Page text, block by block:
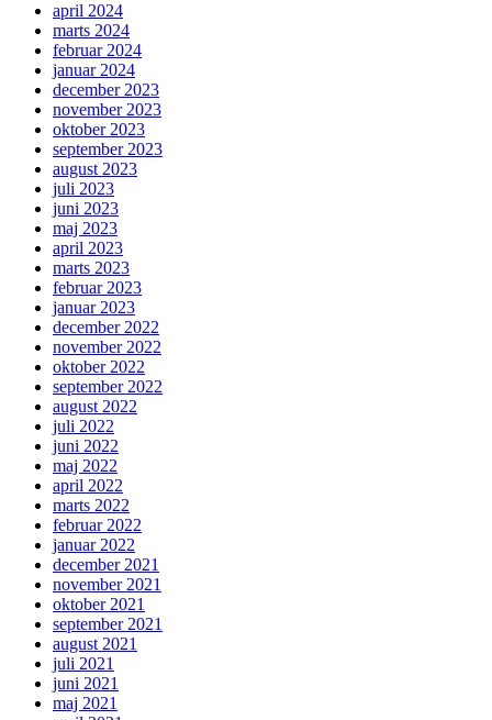
april 2024
marts 2024
februar 2024
januar 2024
december 2023
november 2023
oktober 2023
september 2023
august 2023
juli 2023
juni 2023
maj 2023
april 2023
marts 2023
februar 2023
januar 2023
december 2022
november 2022
oktober 2022
september 2022
august 2022
juli 2022
juni 2022
maj 2022
april 2022
marts 2022
februar 2022
januar 2022
december 2021
november 2021
oktober 2021
september 2021
august 2021
juli 2021
juni 2021
maj 2021